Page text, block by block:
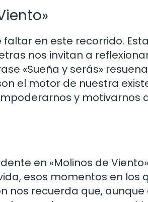
en este recorrido.
nos invitan a
«Sueña y serás»
el motor de nuestra
y motivarnos
en «Molinos de
esos momentos en los
nos recuerda que,